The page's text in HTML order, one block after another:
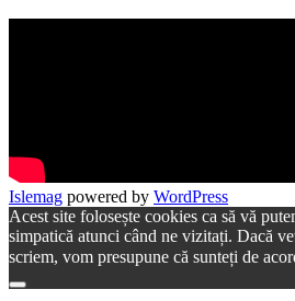
Islemag powered by WordPress
Acest site folosește cookies ca să vă
simpatică atunci când ne vizitați. Dacă
scriem, vom presupune că sunteți de